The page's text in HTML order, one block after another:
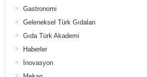
Gastronomi
Geleneksel Türk Gıdaları
Gıda Türk Akademi
Haberler
İnovasyon